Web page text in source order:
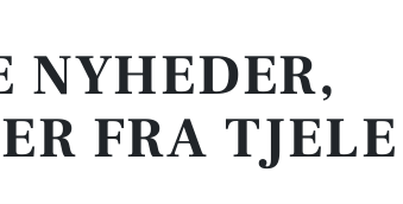
NYHEDER,
FRA TJELE